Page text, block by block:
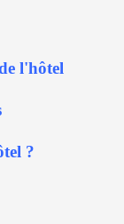
l'hôtel
?